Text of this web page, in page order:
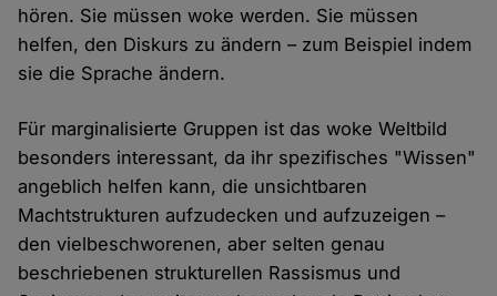
hören. Sie müssen woke werden. Sie müssen
helfen, den Diskurs zu ändern – zum Beispiel indem
sie die Sprache ändern.
Für marginalisierte Gruppen ist das woke Weltbild
besonders interessant, da ihr spezifisches "Wissen"
angeblich helfen kann, die unsichtbaren
Machtstrukturen aufzudecken und aufzuzeigen –
den vielbeschworenen, aber selten genau
beschriebenen strukturellen Rassismus und